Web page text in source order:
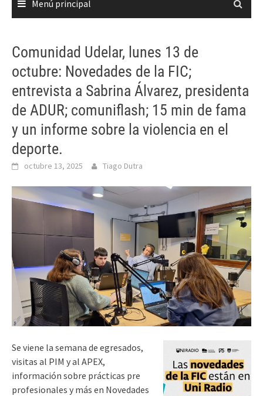
Menú principal
Comunidad Udelar, lunes 13 de
octubre: Novedades de la FIC;
entrevista a Sabrina Álvarez, presidenta
de ADUR; comuniflash; 15 min de fama
y un informe sobre la violencia en el
deporte.
octubre 13, 2025 Tiago Dutra
Se viene la semana de egresados,
visitas al PIM y al APEX,
información sobre prácticas pre
profesionales y más en Novedades